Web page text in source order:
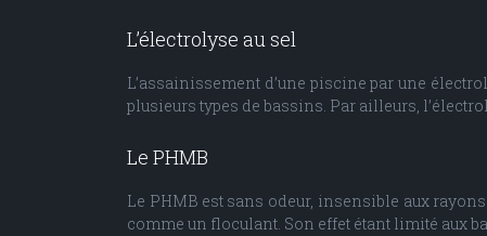
L’électrolyse au sel
L’assainissement d’une piscine par une
plusieurs types de bassins. Par ailleurs,
Le PHMB
Le PHMB est sans odeur, insensible aux
comme un floculant. Son effet étant limité aux